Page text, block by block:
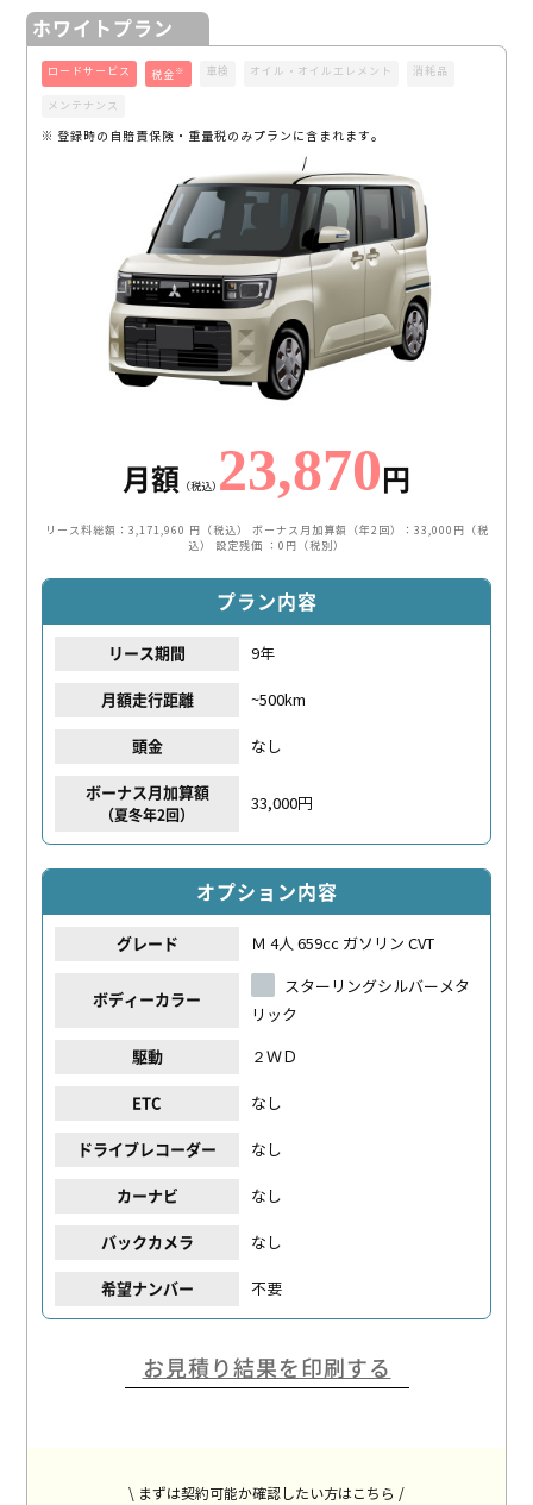
ホワイトプラン
ロードサービス 税金 ※ 車検 オイル・オイルエレメント 消耗品
メンテナンス
※ 登録時の自賠責保険・重量税のみプランに含まれます。
月額 （税込）23,870 円
リース料総額：3,171,960 円（税込）
ボーナス月加算額（年2回）：33,000円（税
込） 設定残価 ：0円（税別）
プラン内容
リース期間 9年
月額走行距離 ~500km
頭金 なし
ボーナス月加算額
（夏冬年2回）
33,000円
オプション内容
グレード Ｍ 4人 659cc ガソリン CVT
ボディーカラー
スターリングシルバーメタ
リック
駆動 ２ＷＤ
ETC なし
ドライブレコーダー なし
カーナビ なし
バックカメラ なし
希望ナンバー 不要
お見積り結果を印刷する
\ まずは契約可能か確認したい方はこちら /